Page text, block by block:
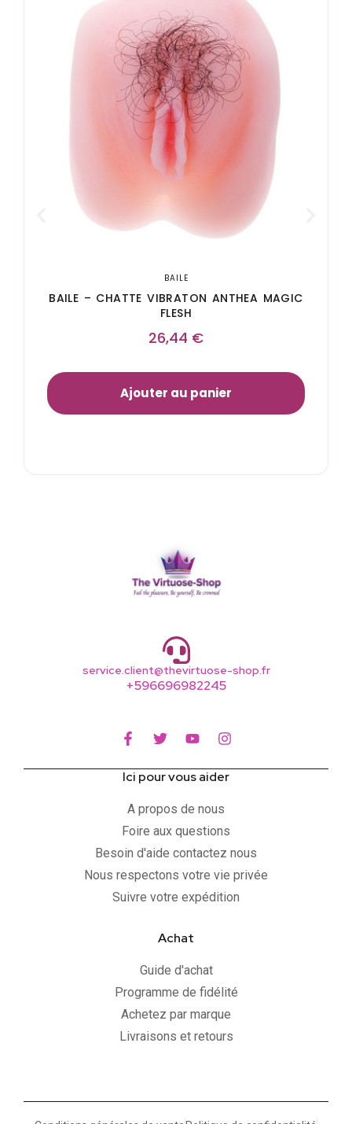
BAILE
BAILE – CHATTE VIBRATON ANTHEA MAGIC
FLESH
26,44 €
Ajouter au panier
service.client@thevirtuose-shop.fr
+596696982245
Ici pour vous aider
A propos de nous
Foire aux questions
Besoin d'aide contactez nous
Nous respectons votre vie privée
Suivre votre expédition
Achat
Guide d'achat
Programme de fidélité
Achetez par marque
Livraisons et retours